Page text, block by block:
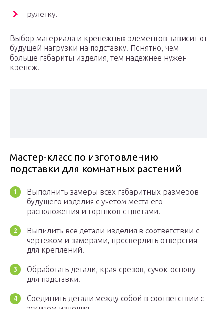
рулетку.
Выбор материала и крепежных элементов зависит от
будущей нагрузки на подставку. Понятно, чем
больше габариты изделия, тем надежнее нужен
крепеж.
Мастер-класс по изготовлению
подставки для комнатных растений
Выполнить замеры всех габаритных размеров
будущего изделия с учетом места его
расположения и горшков с цветами.
Выпилить все детали изделия в соответствии с
чертежом и замерами, просверлить отверстия
для креплений.
Обработать детали, края срезов, сучок-основу
для подставки.
Соединить детали между собой в соответствии с